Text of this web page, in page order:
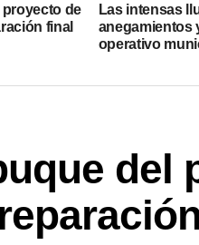
proyecto de
final
Las intensas
anegamientos
operativo
del